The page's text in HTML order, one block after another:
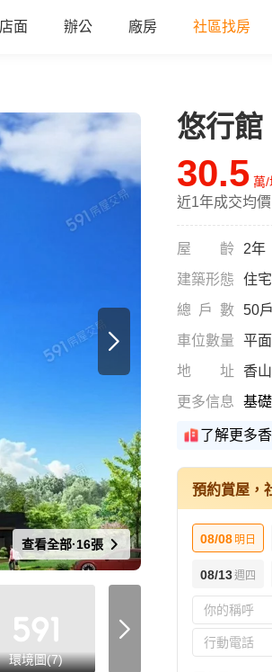
店面 辦公 廠房 社區找房
查看全部·16張
all
環境圖(7)
悠行館
30.5 萬/
近1年成交均價
屋齡
2年
建築形態
住
總戶數 50戶
車位數量
平
地址
香
更多信息
基
了解更多
預約賞屋，
08/08 明日
08/13週四